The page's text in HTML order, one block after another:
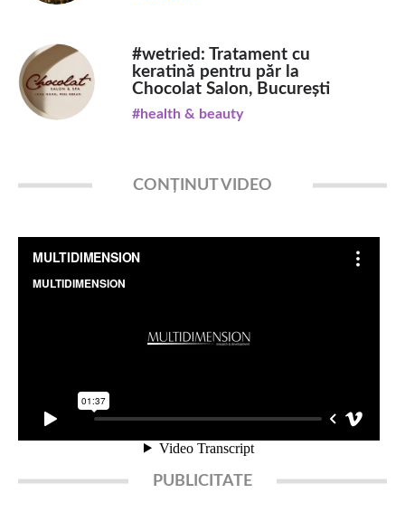
#wetried: Tratament cu
keratină pentru păr la
Chocolat Salon, București
#health & beauty
CONȚINUT VIDEO
PUBLICITATE